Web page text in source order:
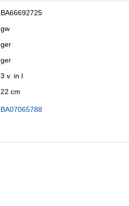
BA66692725
gw
ger
ger
3 v. in l
22 cm
BA07065788